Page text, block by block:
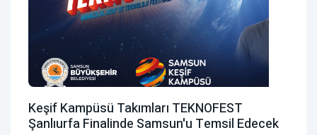
Keşif Kampüsü Takımları TEKNOFEST
Şanlıurfa Finalinde Samsun'u Temsil Edecek